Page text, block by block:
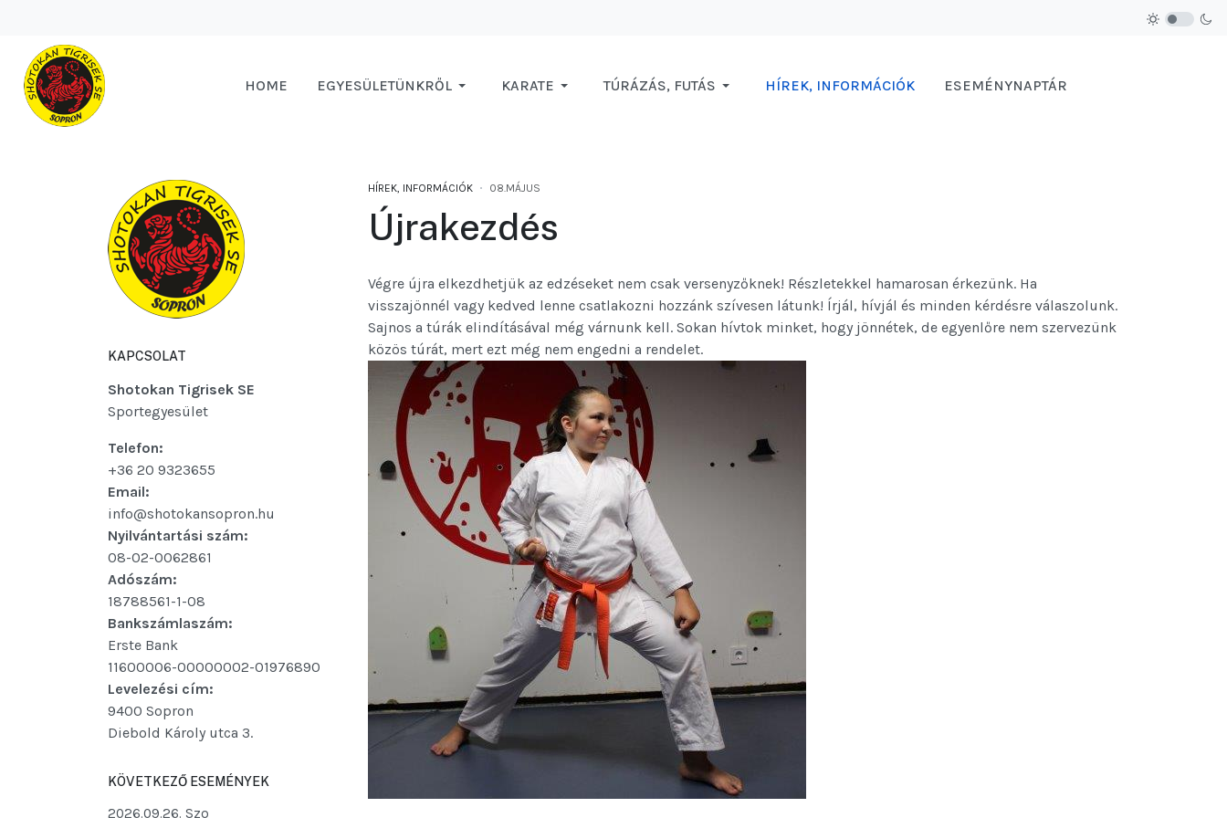
HOME EGYESÜLETÜNKRŐL KARATE TÚRÁZÁS, FUTÁS HÍREK, INFORMÁCIÓK ESEMÉNYNAPTÁR
HÍREK, INFORMÁCIÓK 08.MÁJUS
Újrakezdés
Végre újra elkezdhetjük az edzéseket nem csak versenyzőknek! Részletekkel hamarosan érkezünk. Ha
visszajönnél vagy kedved lenne csatlakozni hozzánk szívesen látunk! Írjál, hívjál és minden kérdésre válaszolunk.
Sajnos a túrák elindításával még várnunk kell. Sokan hívtok minket, hogy jönnétek, de egyenlőre nem szervezünk
közös túrát, mert ezt még nem engedni a rendelet.
KAPCSOLAT
Shotokan Tigrisek SE
Sportegyesület
Telefon:
+36 20 9323655
Email:
info@shotokansopron.hu
Nyilvántartási szám:
08-02-0062861
Adószám:
18788561-1-08
Bankszámlaszám:
Erste Bank
11600006-00000002-01976890
Levelezési cím:
9400 Sopron
Diebold Károly utca 3.
KÖVETKEZŐ ESEMÉNYEK
2026.09.26. Szo